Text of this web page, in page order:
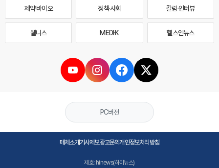
제약·바이오 정책·사회 칼럼·인터뷰
웰니스 MEDI·K 헬스인뉴스
PC버전
매체소개기사제보광고문의개인정보처리방침
제호: hinews(하이뉴스)